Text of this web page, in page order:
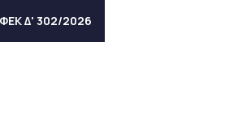
ΦΕΚ Δ' 302/2026